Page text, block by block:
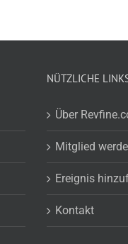
NÜTZLICHE
Über
Mitglied
Ereignis
Kontakt